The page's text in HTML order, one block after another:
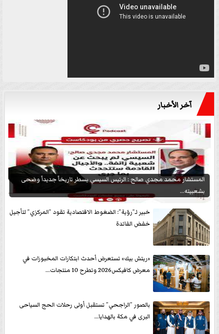
آخر الأخبار
المستشار محمد مجدي صالح : الرئيس السيسي يسطر تاريخاً جديداً وضحى
بشعبيته...
خبير لـ”رؤية”: الضغوط الاقتصادية تقود ”المركزي” لتأجيل
خفض الفائدة
«ريتش بيك» تستعرض أحدث ابتكارات المخبوزات في
معرض كافيكس2026 وتطرح 10 منتجات...
بالصور ”الراجحي” تستقبل أولى رحلات الحج السياحى
البرى في مكة بالهدايا...